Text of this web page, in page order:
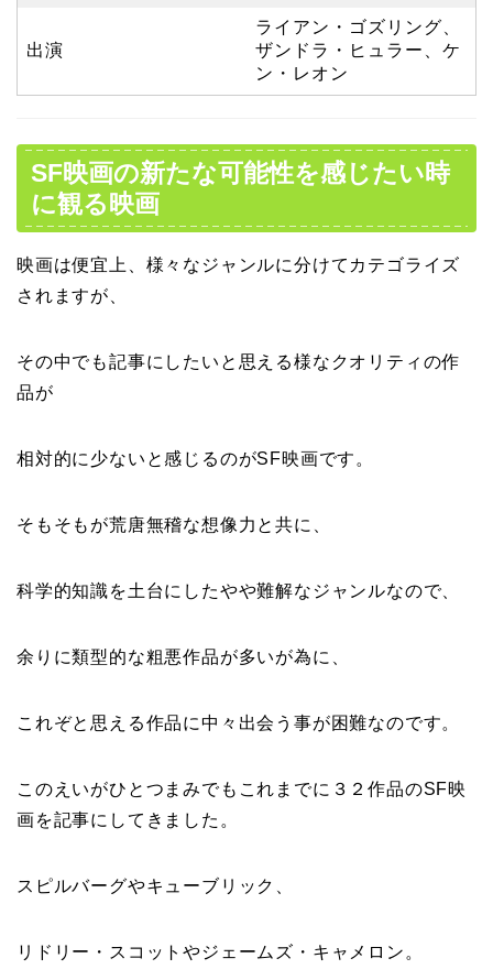
出演
ライアン・ゴズリング、
ザンドラ・ヒュラー、ケ
ン・レオン
SF映画の新たな可能性を感じたい時
に観る映画
映画は便宜上、様々なジャンルに分けてカテゴライズ
されますが、
その中でも記事にしたいと思える様なクオリティの作
品が
相対的に少ないと感じるのがSF映画です。
そもそもが荒唐無稽な想像力と共に、
科学的知識を土台にしたやや難解なジャンルなので、
余りに類型的な粗悪作品が多いが為に、
これぞと思える作品に中々出会う事が困難なのです。
このえいがひとつまみでもこれまでに３２作品のSF映
画を記事にしてきました。
スピルバーグやキューブリック、
リドリー・スコットやジェームズ・キャメロン。